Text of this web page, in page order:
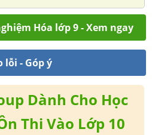
Hóa lớp 9 - Xem ngay
lỗi - Góp ý
Dành Cho Học
Thi Vào Lớp 10